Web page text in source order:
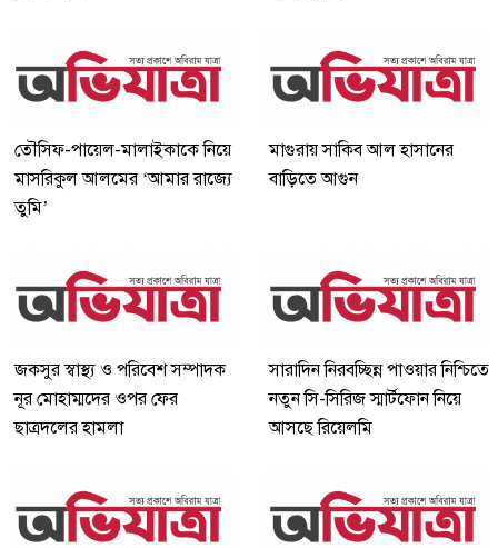
তৌসিফ-পায়েল-মালাইকাকে নিয়ে
মাসরিকুল আলমের ‘আমার রাজ্যে
তুমি’
মাগুরায় সাকিব আল হাসানের
বাড়িতে আগুন
জকসুর স্বাস্থ্য ও পরিবেশ সম্পাদক
নূর মোহাম্মদের ওপর ফের
ছাত্রদলের হামলা
সারাদিন নিরবচ্ছিন্ন পাওয়ার নিশ্চিতে
নতুন সি-সিরিজ স্মার্টফোন নিয়ে
আসছে রিয়েলমি